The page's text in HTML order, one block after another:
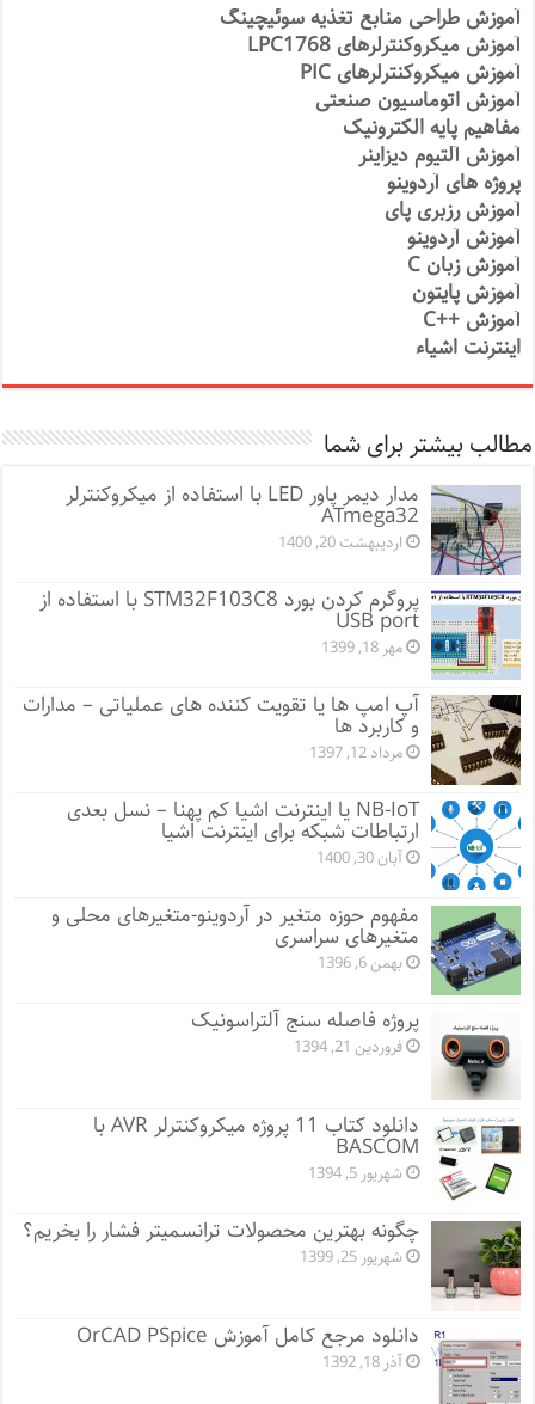
آموزش طراحی منابع تغذیه سوئیچینگ
آموزش میکروکنترلرهای LPC1768
آموزش میکروکنترلرهای PIC
آموزش اتوماسیون صنعتی
مفاهیم پایه الکترونیک
آموزش آلتیوم دیزاینر
پروژه های آردوینو
آموزش رزبری پای
آموزش آردوینو
آموزش زبان C
آموزش پایتون
آموزش ++C
اینترنت اشیاء
مطالب بیشتر برای شما
مدار دیمر پاور LED با استفاده از میکروکنترلر
ATmega32
اردیبهشت 20, 1400
پروگرم کردن بورد STM32F103C8 با استفاده از
USB port
مهر 18, 1399
آپ امپ ها یا تقویت کننده های عملیاتی – مدارات
و کاربرد ها
مرداد 12, 1397
NB-IoT یا اینترنت اشیا کم پهنا – نسل بعدی
ارتباطات شبکه برای اینترنت اشیا
آبان 30, 1400
مفهوم حوزه متغیر در آردوینو-متغیرهای محلی و
متغیرهای سراسری
بهمن 6, 1396
پروژه فاصله سنج آلتراسونیک
فروردین 21, 1394
دانلود کتاب 11 پروژه میکروکنترلر AVR با
BASCOM
شهریور 5, 1394
چگونه بهترین محصولات ترانسمیتر فشار را بخریم؟
شهریور 25, 1399
دانلود مرجع کامل آموزش OrCAD PSpice
آذر 18, 1392